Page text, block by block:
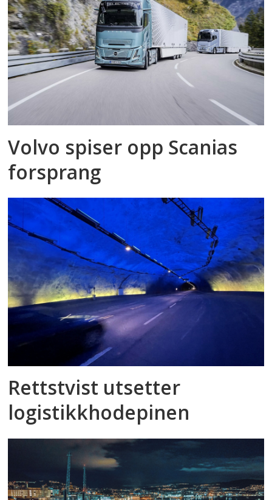
Volvo spiser opp Scanias
forsprang
Rettstvist utsetter
logistikkhodepinen